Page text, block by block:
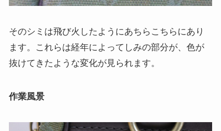
そのシミは飛び火したようにあちらこちらにあり
ます。これらは経年によってしみの部分が、色が
抜けてきたような変化が見られます。
作業風景